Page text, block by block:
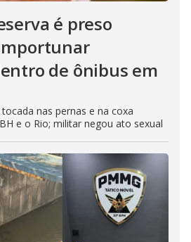
é preso
de ônibus em
nas pernas e na coxa
e o Rio; militar negou ato sexual